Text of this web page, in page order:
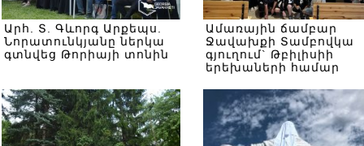
Արհ. Տ. Գևորգ Արքեպս.
Նորատունկյանը ներկա
գտնվեց Թորիայի տոնին
Ամառային ճամբար
Ջավախքի Տամբովկա
գյուղում` Թբիլիսիի
երեխաների համար